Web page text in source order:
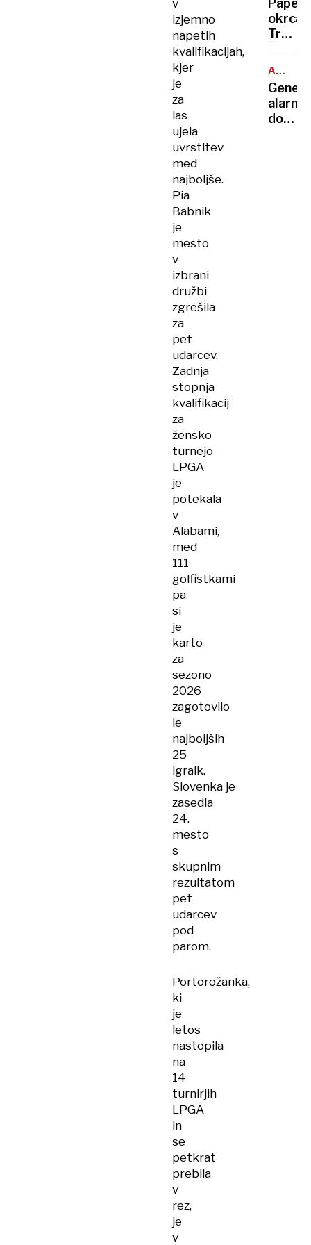
v
izjemno
napetih
kvalifikacijah,
kjer
je
za
las
ujela
uvrstitev
med
najboljše.
Pia
Babnik
je
mesto
v
izbrani
družbi
zgrešila
za
pet
udarcev.
Zadnja
stopnja
kvalifikacij
za
žensko
turnejo
LPGA
je
potekala
v
Alabami,
med
111
golfistkami
pa
si
je
karto
za
sezono
2026
zagotovilo
le
najboljših
25
igralk.
Slovenka je
zasedla
24.
mesto
s
skupnim
rezultatom
pet
udarcev
pod
parom.
Portorožanka,
ki
je
letos
nastopila
na
14
turnirjih
LPGA
in
se
petkrat
prebila
v
rez,
je
v
in
nakita
in
izginil
Papež
okrcal
Želi
razbiti
med
ZDA
in
alarm: